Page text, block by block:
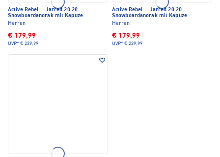
Active Rebel · Jarred 20.20
Snowboardanorak mit Kapuze
Herren
€ 179,99
UVP* € 239,99
Active Rebel · Jarred 20.20
Snowboardanorak mit Kapuze
Herren
€ 179,99
UVP* € 239,99